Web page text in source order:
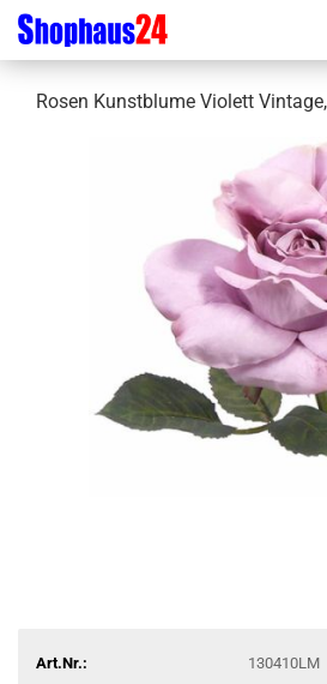
Rosen Kunstblume Violett
Art.Nr.:
130410LM